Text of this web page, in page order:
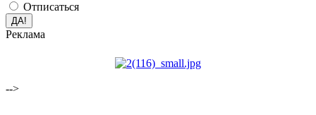
Отписаться
Реклама
-->